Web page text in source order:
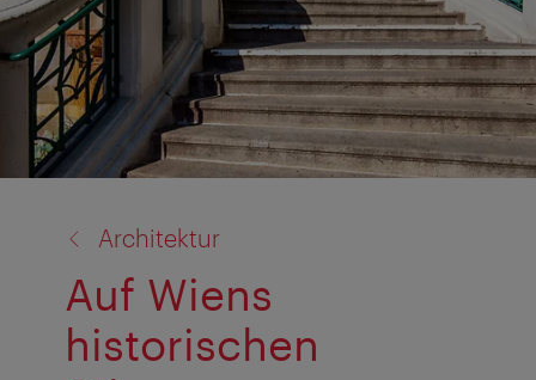
Architektur
Auf Wiens
historischen